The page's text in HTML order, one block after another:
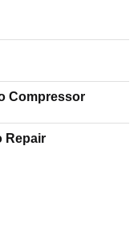
Compressor
Repair